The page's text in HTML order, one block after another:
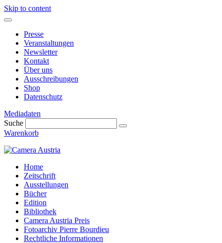
Skip to content
Presse
Veranstaltungen
Newsletter
Kontakt
Über uns
Ausschreibungen
Shop
Datenschutz
Mediadaten
Suche
Warenkorb
Home
Zeitschrift
Ausstellungen
Bücher
Edition
Bibliothek
Camera Austria Preis
Fotoarchiv Pierre Bourdieu
Rechtliche Informationen